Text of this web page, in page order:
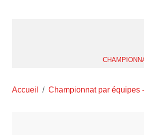
Accueil Championnat par équipes